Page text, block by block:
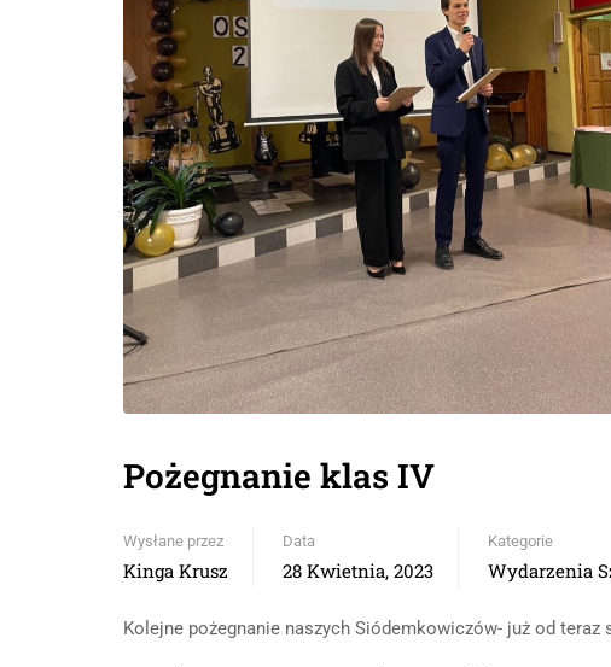
Pożegnanie klas IV
Wysłane przez
Kinga Krusz
Data
28 Kwietnia, 2023
Kategorie
Wydarzenia
Kolejne pożegnanie naszych Siódemkowiczów- już od teraz